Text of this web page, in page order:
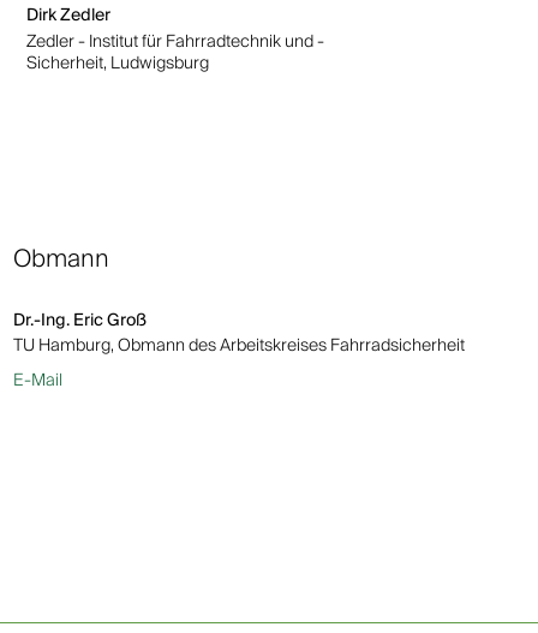
Dirk Zedler
Zedler - Institut für Fahrradtechnik und -
Sicherheit, Ludwigsburg
Obmann
Dr.-Ing. Eric Groß
TU Hamburg, Obmann des Arbeitskreises Fahrradsicherheit
E-Mail